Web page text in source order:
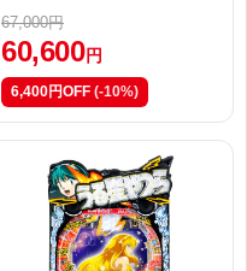
67,000円
60,600円
6,400円OFF (-10%)